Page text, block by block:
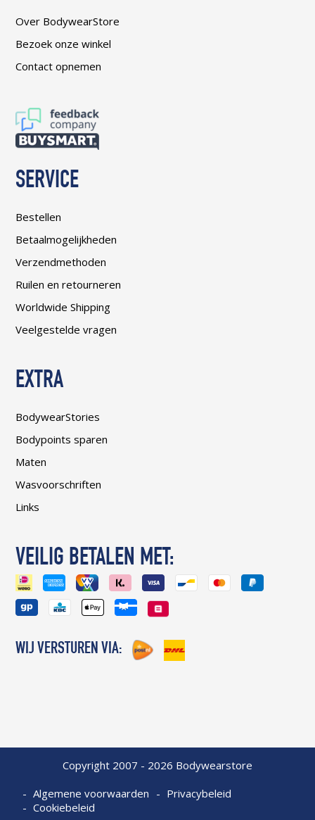
Over BodywearStore
Bezoek onze winkel
Contact opnemen
SERVICE
Bestellen
Betaalmogelijkheden
Verzendmethoden
Ruilen en retourneren
Worldwide Shipping
Veelgestelde vragen
EXTRA
BodywearStories
Bodypoints sparen
Maten
Wasvoorschriften
Links
VEILIG BETALEN MET:
WIJ VERSTUREN VIA:
Copyright 2007 - 2026 Bodywearstore
Algemene voorwaarden
Privacybeleid
Cookiebeleid